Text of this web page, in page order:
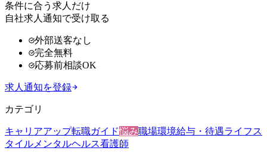
条件に合う求人だけ
自社求人通知で受け取る
外部送客なし
完全無料
応募前相談OK
求人通知を登録
カテゴリ
キャリアアップ転職ガイド悩み職場環境給与・待遇ライフス
タイル メンタルヘルス看護師